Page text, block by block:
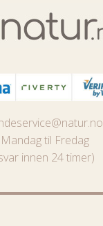
Mandag til Fredag
innen 24 timer)